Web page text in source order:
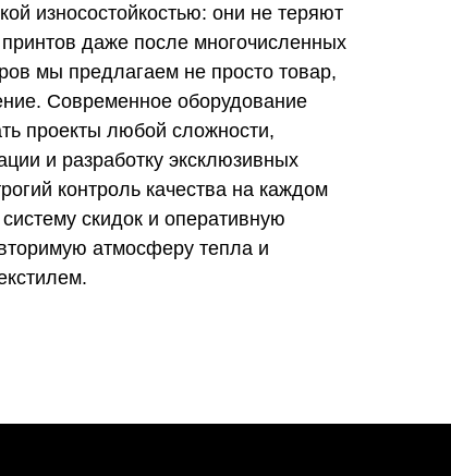
износостойкостью: они не теряют
даже после многочисленных
мы предлагаем не просто товар,
Современное оборудование
проекты любой сложности,
и разработку эксклюзивных
контроль качества на каждом
скидок и оперативную
атмосферу тепла и